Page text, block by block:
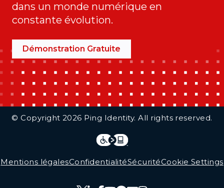
dans un monde numérique en
constante évolution.
Démonstration Gratuite
© Copyright 2026 Ping Identity. All rights reserved.
Mentions légalesConfidentialitéSécuritéCookie Settings